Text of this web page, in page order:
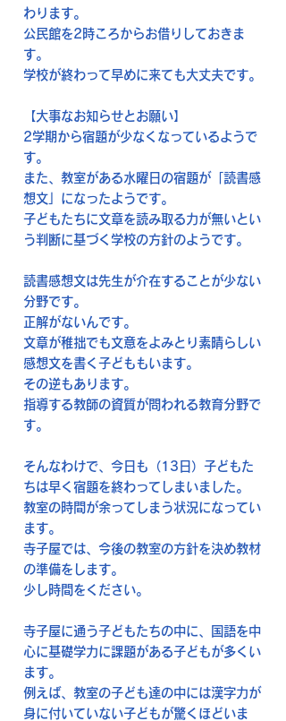
わります。
公民館を2時ころからお借りしておきま
す。
学校が終わって早めに来ても大丈夫です。
【大事なお知らせとお願い】
2学期から宿題が少なくなっているようで
す。
また、教室がある水曜日の宿題が「読書感
想文」になったようです。
子どもたちに文章を読み取る力が無いとい
う判断に基づく学校の方針のようです。
読書感想文は先生が介在することが少ない
分野です。
正解がないんです。
文章が稚拙でも文意をよみとり素晴らしい
感想文を書く子どももいます。
その逆もあります。
指導する教師の資質が問われる教育分野で
す。
そんなわけで、今日も（13日）子どもた
ちは早く宿題を終わってしまいました。
教室の時間が余ってしまう状況になってい
ます。
寺子屋では、今後の教室の方針を決め教材
の準備をします。
少し時間をください。
寺子屋に通う子どもたちの中に、国語を中
心に基礎学力に課題がある子どもが多くい
ます。
例えば、教室の子ども達の中には漢字力が
身に付いていない子どもが驚くほどいま